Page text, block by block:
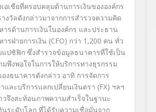
อเชียที่ครอบคลุมด้านการเงินขององค์กร
งวัลดังกล่าวมาจากการสำรวจความคิด
ารด้านการเงินในองค์กร และประธาน
ารฝ่ายการเงิน (CFO) กว่า 1,200 คน ทั่ว
แปซิฟิก ซึ่งสำรวจข้อมูลธนาคารที่ใช้เป็น
พึงพอใจในการให้บริการทางธุรกรรม
องธนาคารดังกล่าว อาทิ การจัดการ
และบริการแลกเปลี่ยนเงินตรา (FX) ฯลฯ
วจึงสะท้อนภาพความสำเร็จในฐานะ
นระดับโลก ที่ได้รับความเชื่อมั่นจาก